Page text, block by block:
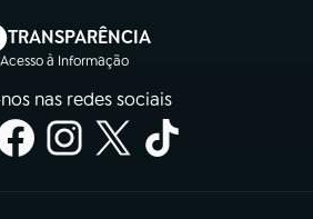
TRANSPARÊNCIA
Acesso à Informação
(abre em nova aba)
nas redes sociais